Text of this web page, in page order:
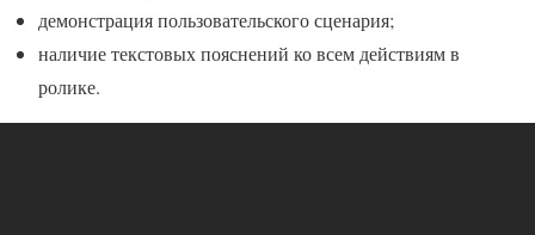
демонстрация пользовательского сценария;
наличие текстовых пояснений ко всем действиям в
ролике.